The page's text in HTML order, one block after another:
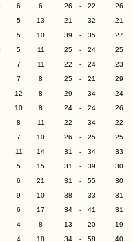
6 6 26 - 22
26
5 13 21 - 32
21
5 10 39 - 35
27
5 11 25 - 24
25
7 11 22 - 24
23
7 8 25 - 21
29
12 8 29 - 34
24
10 8 24 - 24
26
8 11 22 - 34
22
7 10 26 - 25
25
11 14 31 - 34
33
5 15 31 - 39
30
6 21 31 - 55
30
9 10 38 - 33
31
6 17 34 - 41
31
4 8 13 - 20
19
4 18 34 - 58 40